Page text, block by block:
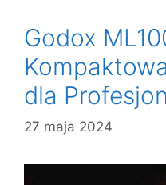
Godox
dla
27 maja 2024